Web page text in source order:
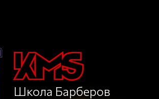
Школа Барберов